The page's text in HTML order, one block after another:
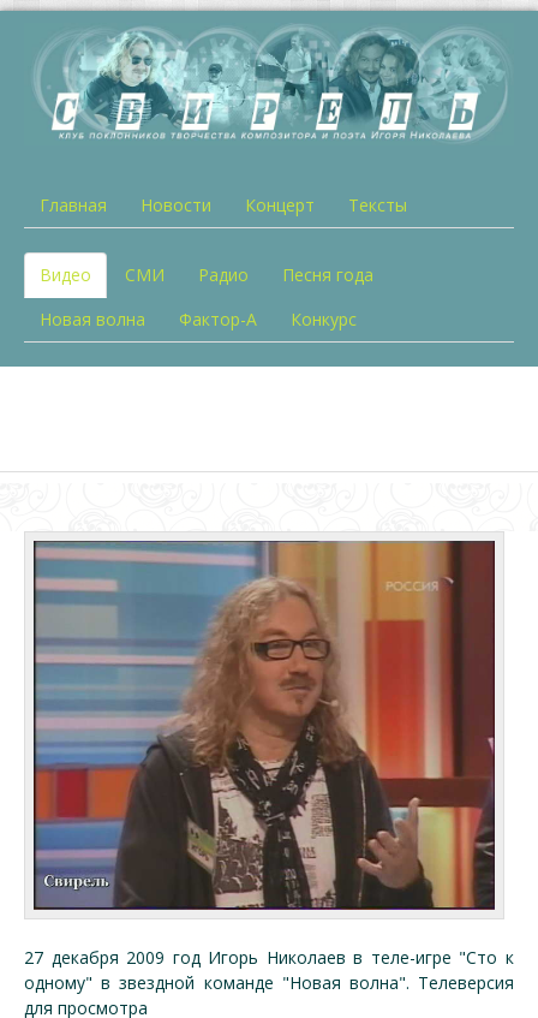
Главная Новости Концерт Тексты
Видео СМИ Радио
Песня года
Новая волна
Фактор-А Конкурс
27 декабря 2009 год Игорь Николаев в теле-игре "Сто к
одному" в звездной команде "Новая волна". Телеверсия
для просмотра